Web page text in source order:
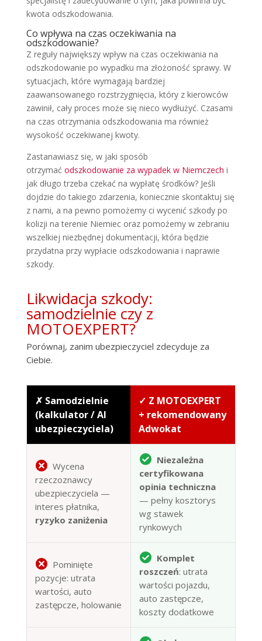
kwota odszkodowania.
Co wpływa na czas oczekiwania na
odszkodowanie?
Z reguły największy wpływ na czas oczekiwania na
odszkodowanie po wypadku ma złożoność sprawy. W
sytuacjach, które wymagają bardziej
zaawansowanego rozstrzygnięcia, który z kierowców
zawinił, cały proces może się nieco wydłużyć. Czasami
na czas otrzymania odszkodowania ma również
wysokość oczekiwanej kwoty.
Zastanawiasz się, w jaki sposób
otrzymać odszkodowanie za wypadek w Niemczech i
jak długo trzeba czekać na wypłatę środków? Jeśli
dojdzie do takiego zdarzenia, koniecznie skontaktuj się
z nami, a na pewno pomożemy ci wycenić szkody po
kolizji na terenie Niemiec oraz pomożemy w zebraniu
wszelkiej niezbędnej dokumentacji, która będzie
przydatna przy wypłacie odszkodowania i naprawie
szkody.
Likwidacja szkody:
samodzielnie czy z
MOTOEXPERT?
Porównaj, zanim ubezpieczyciel zdecyduje za
Ciebie.
✗ Samodzielnie
(kalkulator / AI
ubezpieczyciela)
✓ Z MOTOEXPERT
+ rekomendowany
Adwokat
Wycena
rzeczoznawcy
ubezpieczyciela —
interes płatnika,
ryzyko zaniżenia
Niezależna
certyfikowana
opinia techniczna
— pełny kosztorys
wg stawek
rynkowych
Pominięte
pozycje: utrata
wartości, auto
zastępcze, holowanie
Komplet
roszczeń: utrata
wartości pojazdu,
auto zastępcze,
koszty dodatkowe